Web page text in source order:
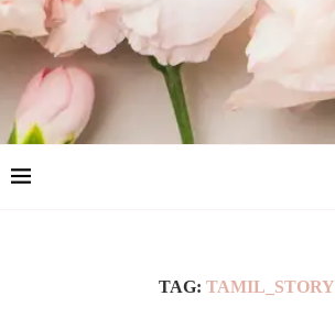
TAG: TAMIL_STORY